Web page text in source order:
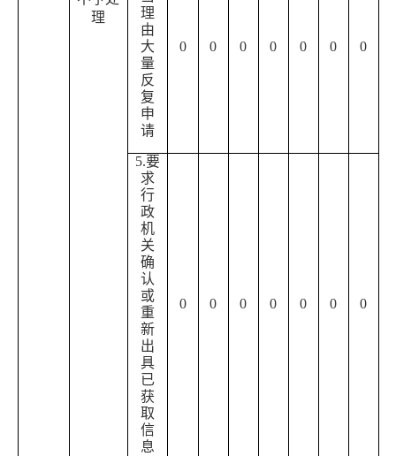
理
理
由
大
量
反
复
申
请
0 0 0 0 0 0 0
5.要
求
行
政
机
关
确
认
或
重
新
出
具
已
获
取
信
息
0 0 0 0 0 0 0